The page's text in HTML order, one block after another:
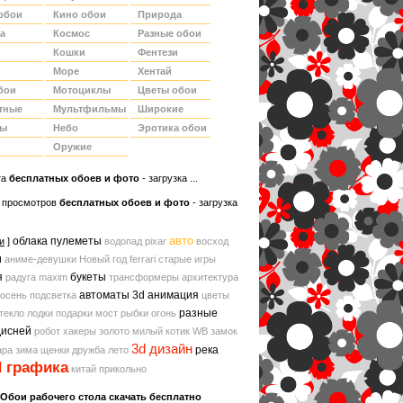
Кино обои
Космос
Кошки
Море
Мотоциклы
Мультфильмы
Небо
Оружие
Природа
Разные обои
Фентези
Хентай
Цветы обои
Широкие
Эротика обои
беcплатных обоев и фото - загрузка ...
просмотров бесплатных обоев и фото - загрузка
] облака пулеметы водопад pixar авто восход
аниме-девушки Новый год ferrari старые игры
радуга maxim букеты трансформеры архитектура
осень подсветка автоматы 3d анимация цветы
лодки подарки мост рыбки огонь разные
робот хакеры золото милый котик WB замок
зима щенки дружба лето 3d дизайн река
графика китай прикольно
Обои рабочего стола скачать бесплатно